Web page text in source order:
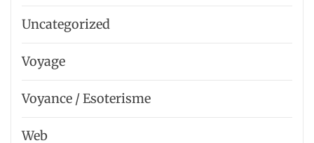
Uncategorized
Voyage
Voyance / Esoterisme
Web